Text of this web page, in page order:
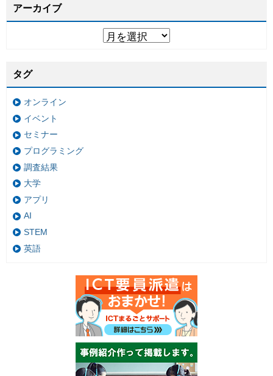
アーカイブ
タグ
オンライン
イベント
セミナー
プログラミング
調査結果
大学
アプリ
AI
STEM
英語